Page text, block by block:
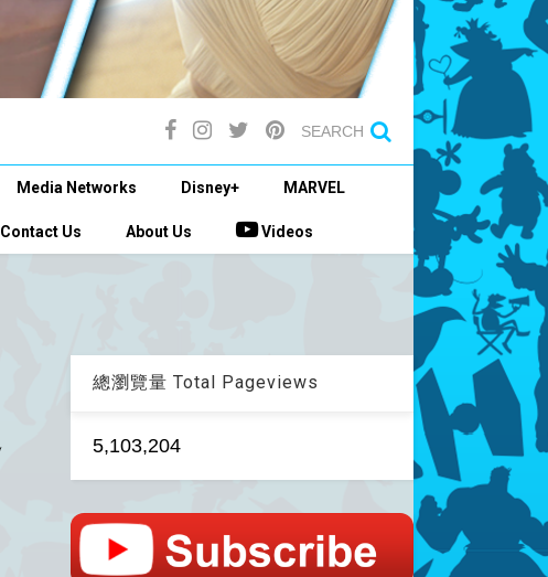
SEARCH
Media Networks Disney+ MARVEL
Contact Us About Us Videos
總瀏覽量 Total Pageviews
5,103,204